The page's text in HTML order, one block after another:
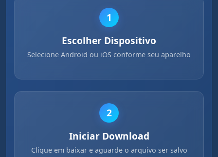
1
Escolher Dispositivo
Selecione Android ou iOS conforme seu aparelho
2
Iniciar Download
Clique em baixar e aguarde o arquivo ser salvo